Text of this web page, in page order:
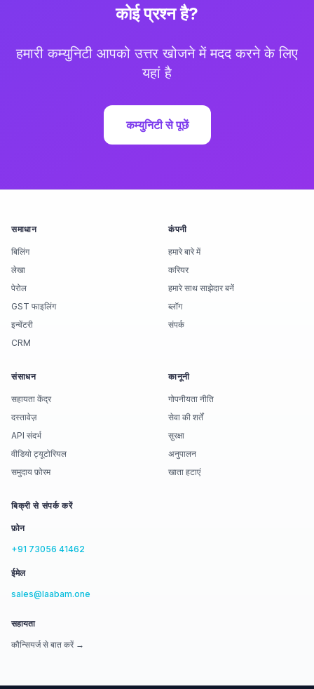
कोई प्रश्न है?
हमारी कम्युनिटी आपको उत्तर खोजने में मदद करने के लिए
यहां है
कम्युनिटी से पूछें
समाधान
बिलिंग
लेखा
पेरोल
GST फाइलिंग
इन्वेंटरी
CRM
कंपनी
हमारे बारे में
करियर
हमारे साथ साझेदार बनें
ब्लॉग
संपर्क
संसाधन
सहायता केंद्र
दस्तावेज़
API संदर्भ
वीडियो ट्यूटोरियल
समुदाय फ़ोरम
कानूनी
गोपनीयता नीति
सेवा की शर्तें
सुरक्षा
अनुपालन
खाता हटाएं
बिक्री से संपर्क करें
फ़ोन
+91 73056 41462
ईमेल
sales@laabam.one
सहायता
कौन्सियर्ज से बात करें →